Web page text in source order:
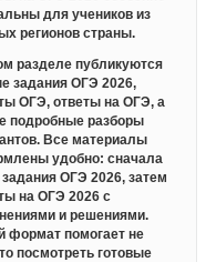
для учеников из
регионов страны.
разделе публикуются
задания ОГЭ 2026,
ОГЭ, ответы на ОГЭ, а
подробные разборы
Все материалы
удобно: сначала
задания ОГЭ 2026, затем
на ОГЭ 2026 с
и решениями.
формат помогает не
посмотреть готовые